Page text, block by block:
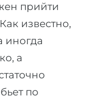
прийти
известно,
иногда
а
по